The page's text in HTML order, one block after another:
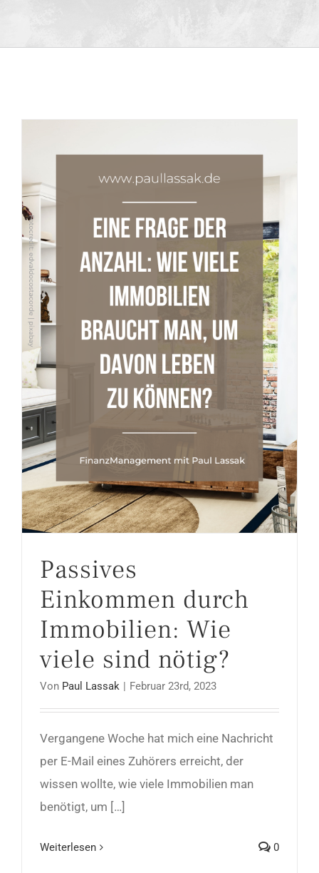
Passives
Einkommen durch
Immobilien: Wie
viele sind nötig?
Von Paul Lassak | Februar 23rd, 2023
Vergangene Woche hat mich eine Nachricht
per E-Mail eines Zuhörers erreicht, der
wissen wollte, wie viele Immobilien man
benötigt, um […]
Weiterlesen 0